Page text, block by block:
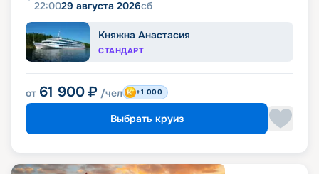
22:0029 августа 2026сб
Княжна Анастасия
СТАНДАРТ
от 61 900 ₽ /чел +1 000
Выбрать круиз